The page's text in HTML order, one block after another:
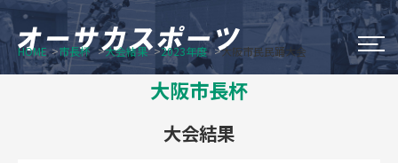
大阪市のスポーツイベント
Do Sports Fes Osaka
HOME 市長杯 大会結果 2023年度 大阪市民民踊大会
大阪市長杯
大会結果